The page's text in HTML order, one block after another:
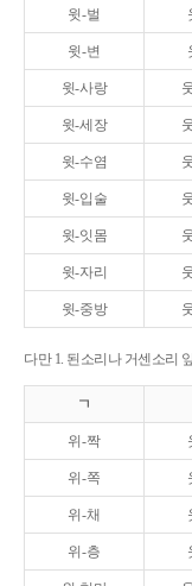
윗-벌
윗-변
윗-사랑
윗-세장
윗-수염
윗-입술
윗-잇몸
윗-자리
윗-중방
다만 1. 된소리나 거센소리
ㄱ
위-짝
위-쪽
위-채
위-층